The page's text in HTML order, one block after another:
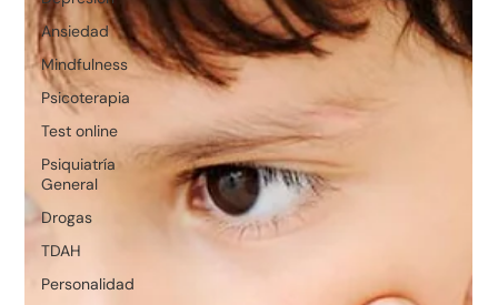
Ansiedad
Mindfulness
Psicoterapia
Test online
Psiquiatría
General
Drogas
TDAH
Personalidad